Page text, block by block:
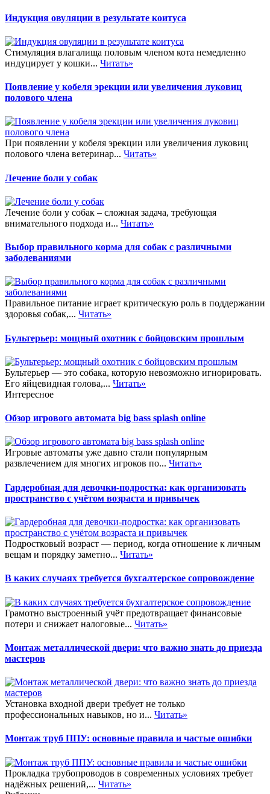
Индукция овуляции в результате коитуса
Стимуляция влагалища половым членом кота немедленно
индуцирует у кошки... Читать»
Появление у кобеля эрекции или увеличения луковиц
полового члена
При появлении у кобеля эрекции или увеличения луковиц
полового члена ветеринар... Читать»
Лечение боли у собак
Лечение боли у собак – сложная задача, требующая
внимательного подхода и... Читать»
Выбор правильного корма для собак с различными
заболеваниями
Правильное питание играет критическую роль в поддержании
здоровья собак,... Читать»
Бультерьер: мощный охотник с бойцовским прошлым
Бультерьер — это собака, которую невозможно игнорировать.
Его яйцевидная голова,... Читать»
Интересное
Обзор игрового автомата big bass splash online
Игровые автоматы уже давно стали популярным
развлечением для многих игроков по... Читать»
Гардеробная для девочки-подростка: как организовать
пространство с учётом возраста и привычек
Подростковый возраст — период, когда отношение к личным
вещам и порядку заметно... Читать»
В каких случаях требуется бухгалтерское сопровождение
Грамотно выстроенный учёт предотвращает финансовые
потери и снижает налоговые... Читать»
Монтаж металлической двери: что важно знать до приезда
мастеров
Установка входной двери требует не только
профессиональных навыков, но и... Читать»
Монтаж труб ППУ: основные правила и частые ошибки
Прокладка трубопроводов в современных условиях требует
надёжных решений,... Читать»